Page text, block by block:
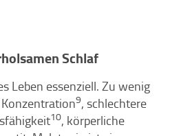
Schlaf
Leben essenziell. Zu wenig
9, schlechtere
10, körperliche